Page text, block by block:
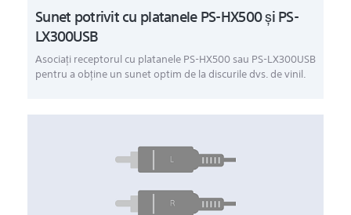
Sunet potrivit cu platanele PS-HX500 şi PS-
LX300USB
Asociaţi receptorul cu platanele PS-HX500 sau PS-LX300USB
pentru a obţine un sunet optim de la discurile dvs. de vinil.